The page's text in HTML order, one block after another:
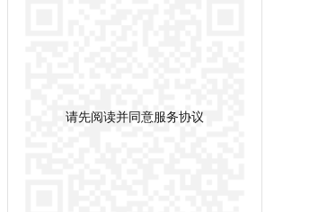
请先阅读并同意服务协议